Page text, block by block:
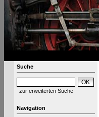
Suche
zur erweiterten Suche
Navigation